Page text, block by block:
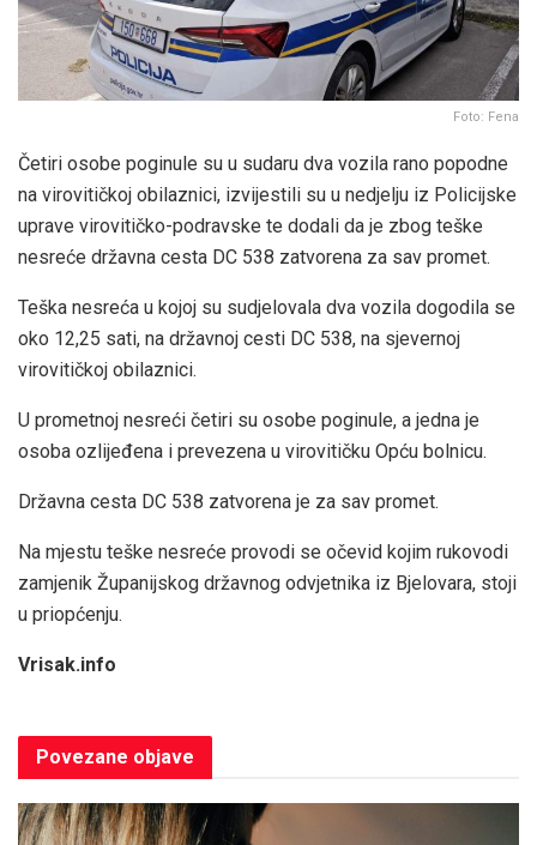
Foto: Fena
Četiri osobe poginule su u sudaru dva vozila rano popodne
na virovitičkoj obilaznici, izvijestili su u nedjelju iz Policijske
uprave virovitičko-podravske te dodali da je zbog teške
nesreće državna cesta DC 538 zatvorena za sav promet.
Teška nesreća u kojoj su sudjelovala dva vozila dogodila se
oko 12,25 sati, na državnoj cesti DC 538, na sjevernoj
virovitičkoj obilaznici.
U prometnoj nesreći četiri su osobe poginule, a jedna je
osoba ozlijeđena i prevezena u virovitičku Opću bolnicu.
Državna cesta DC 538 zatvorena je za sav promet.
Na mjestu teške nesreće provodi se očevid kojim rukovodi
zamjenik Županijskog državnog odvjetnika iz Bjelovara, stoji
u priopćenju.
Vrisak.info
Povezane objave